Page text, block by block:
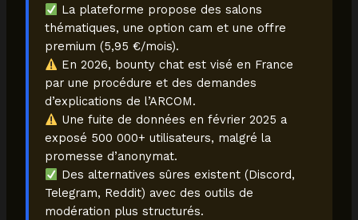
La plateforme propose des salons
thématiques, une option cam et une offre
premium (5,95 €/mois).
En 2026, bounty chat est visé en France
par une procédure et des demandes
d’explications de l’ARCOM.
Une fuite de données en février 2025 a
exposé 500 000+ utilisateurs, malgré la
promesse d’anonymat.
Des alternatives sûres existent (Discord,
Telegram, Reddit) avec des outils de
modération plus structurés.